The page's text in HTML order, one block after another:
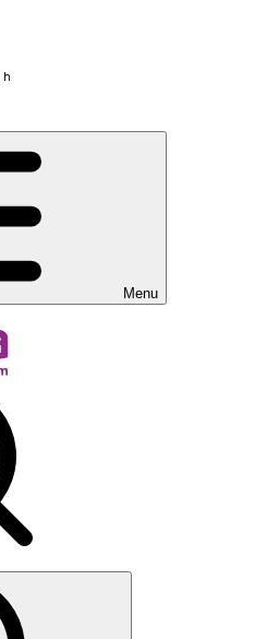
h
Menu